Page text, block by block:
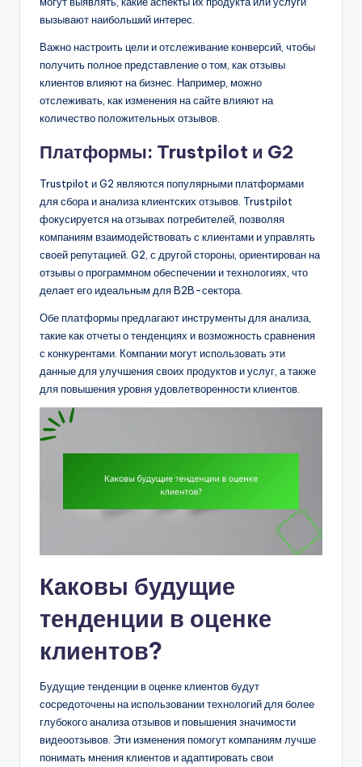
вызывают наибольший интерес.
Важно настроить цели и отслеживание конверсий, чтобы
получить полное представление о том, как отзывы
клиентов влияют на бизнес. Например, можно
отслеживать, как изменения на сайте влияют на
количество положительных отзывов.
Платформы: Trustpilot и G2
Trustpilot и G2 являются популярными платформами
для сбора и анализа клиентских отзывов. Trustpilot
фокусируется на отзывах потребителей, позволяя
компаниям взаимодействовать с клиентами и управлять
своей репутацией. G2, с другой стороны, ориентирован на
отзывы о программном обеспечении и технологиях, что
делает его идеальным для B2B-сектора.
Обе платформы предлагают инструменты для анализа,
такие как отчеты о тенденциях и возможность сравнения
с конкурентами. Компании могут использовать эти
данные для улучшения своих продуктов и услуг, а также
для повышения уровня удовлетворенности клиентов.
Каковы будущие
тенденции в оценке
клиентов?
Будущие тенденции в оценке клиентов будут
сосредоточены на использовании технологий для более
глубокого анализа отзывов и повышения значимости
видеоотзывов. Эти изменения помогут компаниям лучше
понимать мнения клиентов и адаптировать свои